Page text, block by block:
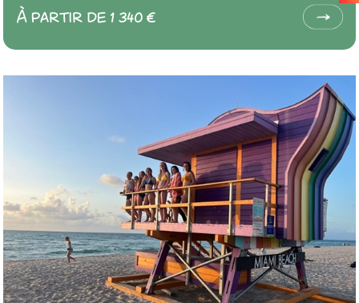
À partir de 1 340 €